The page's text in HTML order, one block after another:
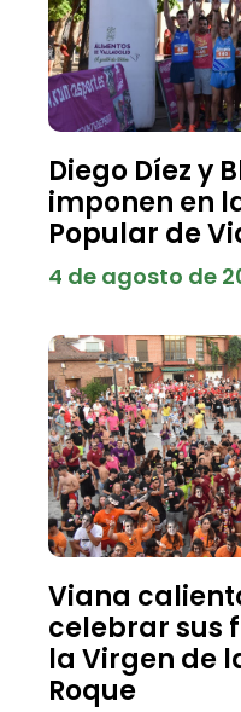
Diego Díez y
imponen en
Popular de
4 de agosto de
Viana
celebrar sus
la Virgen de
Roque